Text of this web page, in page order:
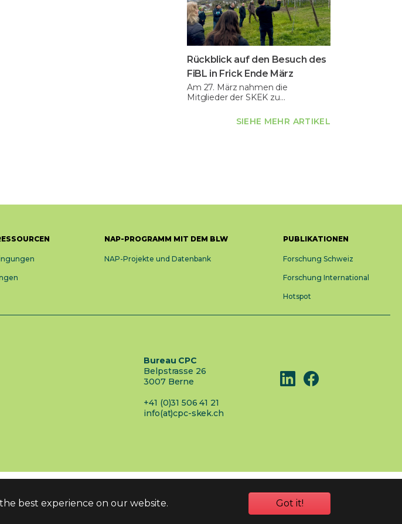
best experience on our website. Got it!
Rückblick auf den Besuch des
FiBL in Frick Ende März
Am 27. März nahmen die
Mitglieder der SKEK zu…
SIEHE MEHR ARTIKEL
NAP-PROGRAMM MIT DEM BLW
NAP-Projekte und Datenbank
PUBLIKATIONEN
Forschung Schweiz
Forschung International
Hotspot
Bureau CPC
Belpstrasse 26
3007 Berne
+41 (0)31 506 41 21
info(at)cpc-skek.ch